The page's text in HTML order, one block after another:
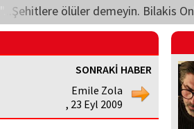
"...Şehitlere ölüler demeyin. Bilakis
SONRAKİ HABER
Emile Zola
, 23 Eyl 2009